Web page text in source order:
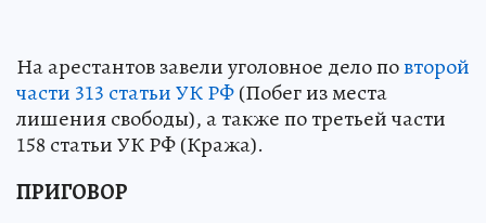
На арестантов завели уголовное дело повторой
части 313 статьи УК РФ(Побег из места
лишения свободы), а также по третьей части
158 статьи УК РФ (Кража).
ПРИГОВОР